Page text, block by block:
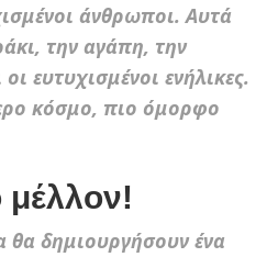
άνθρωποι. Αυτά
την αγάπη, την
ευτυχισμένοι ενήλικες.
κόσμο, πιο όμορφο
μέλλον!
θα δημιουργήσουν ένα